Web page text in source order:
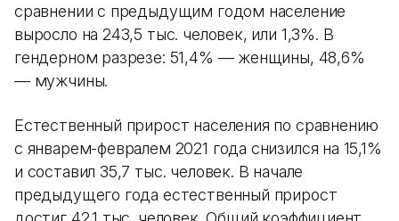
сравнении с предыдущим годом население
выросло на 243,5 тыс. человек, или 1,3%. В
гендерном разрезе: 51,4% — женщины, 48,6%
— мужчины.
Естественный прирост населения по сравнению
с январем-февралем 2021 года снизился на 15,1%
и составил 35,7 тыс. человек. В начале
предыдущего года естественный прирост